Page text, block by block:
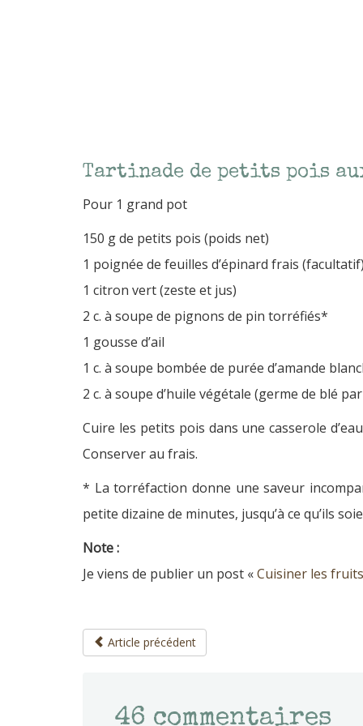
Tartinade de petits pois
Pour 1 grand pot
150 g de petits pois (poids net)
1 poignée de feuilles d’épinard frais
1 citron vert (zeste et jus)
2 c. à soupe de pignons de pin torréfiés*
1 gousse d’ail
1 c. à soupe bombée de purée d’amande
2 c. à soupe d’huile végétale (germe de blé
Cuire les petits pois dans une casserole
Conserver au frais.
* La torréfaction donne une saveur
petite dizaine de minutes, jusqu’à ce qu’ils
Note :
Je viens de publier un post «Cuisiner les
Article précédent
46 commentaires